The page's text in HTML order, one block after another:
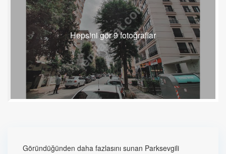
Hepsini gör 9 fotoğraflar
Göründüğünden daha fazlasını sunan Parksevgili